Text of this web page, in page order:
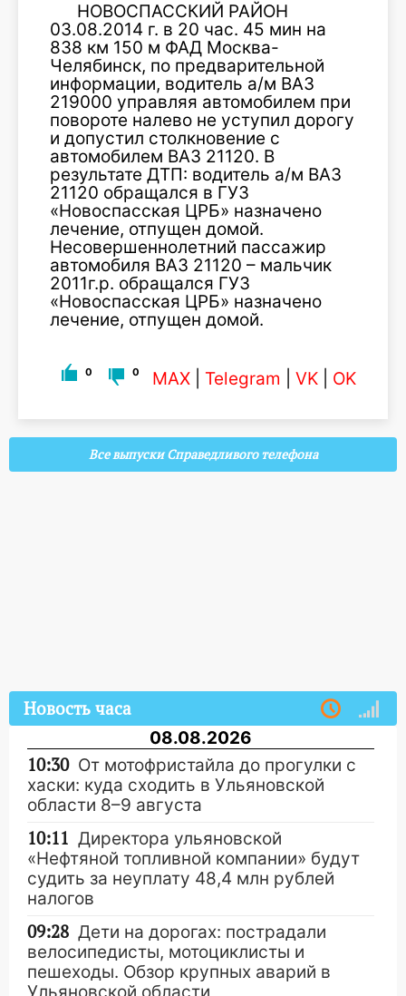
НОВОСПАССКИЙ РАЙОН
03.08.2014 г. в 20 час. 45 мин на
838 км 150 м ФАД Москва-
Челябинск, по предварительной
информации, водитель а/м ВАЗ
219000 управляя автомобилем при
повороте налево не уступил дорогу
и допустил столкновение с
автомобилем ВАЗ 21120. В
результате ДТП: водитель а/м ВАЗ
21120 обращался в ГУЗ
«Новоспасская ЦРБ» назначено
лечение, отпущен домой.
Несовершеннолетний пассажир
автомобиля ВАЗ 21120 – мальчик
2011г.р. обращался ГУЗ
«Новоспасская ЦРБ» назначено
лечение, отпущен домой.
0 0 MAX Telegram VK OK
Все выпуски Справедливого телефона
Новость часа
08.08.2026
10:30 От мотофристайла до прогулки с
хаски: куда сходить в Ульяновской
области 8–9 августа
10:11 Директора ульяновской
«Нефтяной топливной компании» будут
судить за неуплату 48,4 млн рублей
налогов
09:28 Дети на дорогах: пострадали
велосипедисты, мотоциклисты и
пешеходы. Обзор крупных аварий в